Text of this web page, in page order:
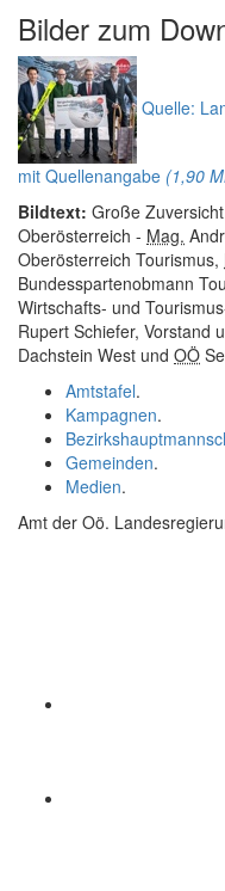
Bilder zum
Quelle:
mit Quellenangabe (1,90
Bildtext: Große
Oberösterreich - Mag.
Oberösterreich Tourismus,
Bundesspartenobmann
Wirtschafts- und
Rupert Schiefer, Vorstand
Dachstein West und OÖ
Amtstafel.
Kampagnen.
Gemeinden.
Medien.
Amt der Oö.